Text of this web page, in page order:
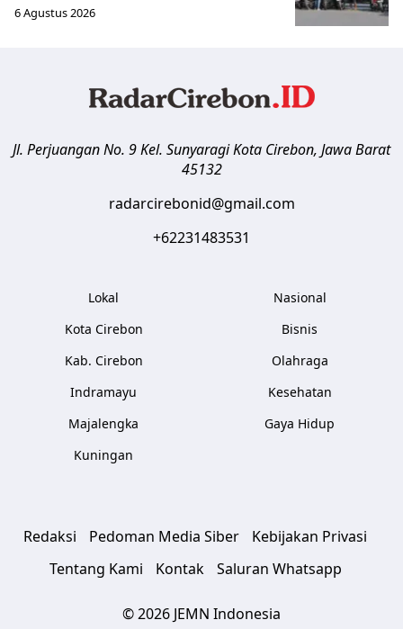
6 Agustus 2026
Jl. Perjuangan No. 9 Kel. SunyaragiKota Cirebon, Jawa Barat
45132
radarcirebonid@gmail.com
+62231483531
Lokal
Kota Cirebon
Kab. Cirebon
Indramayu
Majalengka
Kuningan
Nasional
Bisnis
Olahraga
Kesehatan
Gaya Hidup
Redaksi Pedoman Media Siber
Kebijakan Privasi
Tentang Kami
Kontak Saluran Whatsapp
© 2026 JEMN Indonesia